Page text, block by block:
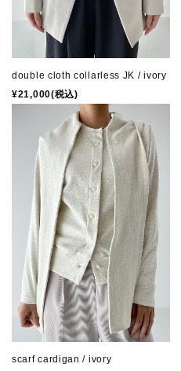
double cloth collarless JK / ivory
¥21,000(税込)
scarf cardigan / ivory